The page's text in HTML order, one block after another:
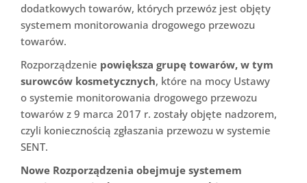
dodatkowych towarów, których przewóz jest objęty
systemem monitorowania drogowego przewozu
towarów.
Rozporządzenie powiększa grupę towarów, w tym
surowców kosmetycznych, które na mocy Ustawy
o systemie monitorowania drogowego przewozu
towarów z 9 marca 2017 r. zostały objęte nadzorem,
czyli koniecznością zgłaszania przewozu w systemie
SENT.
Nowe Rozporządzenia obejmuje systemem